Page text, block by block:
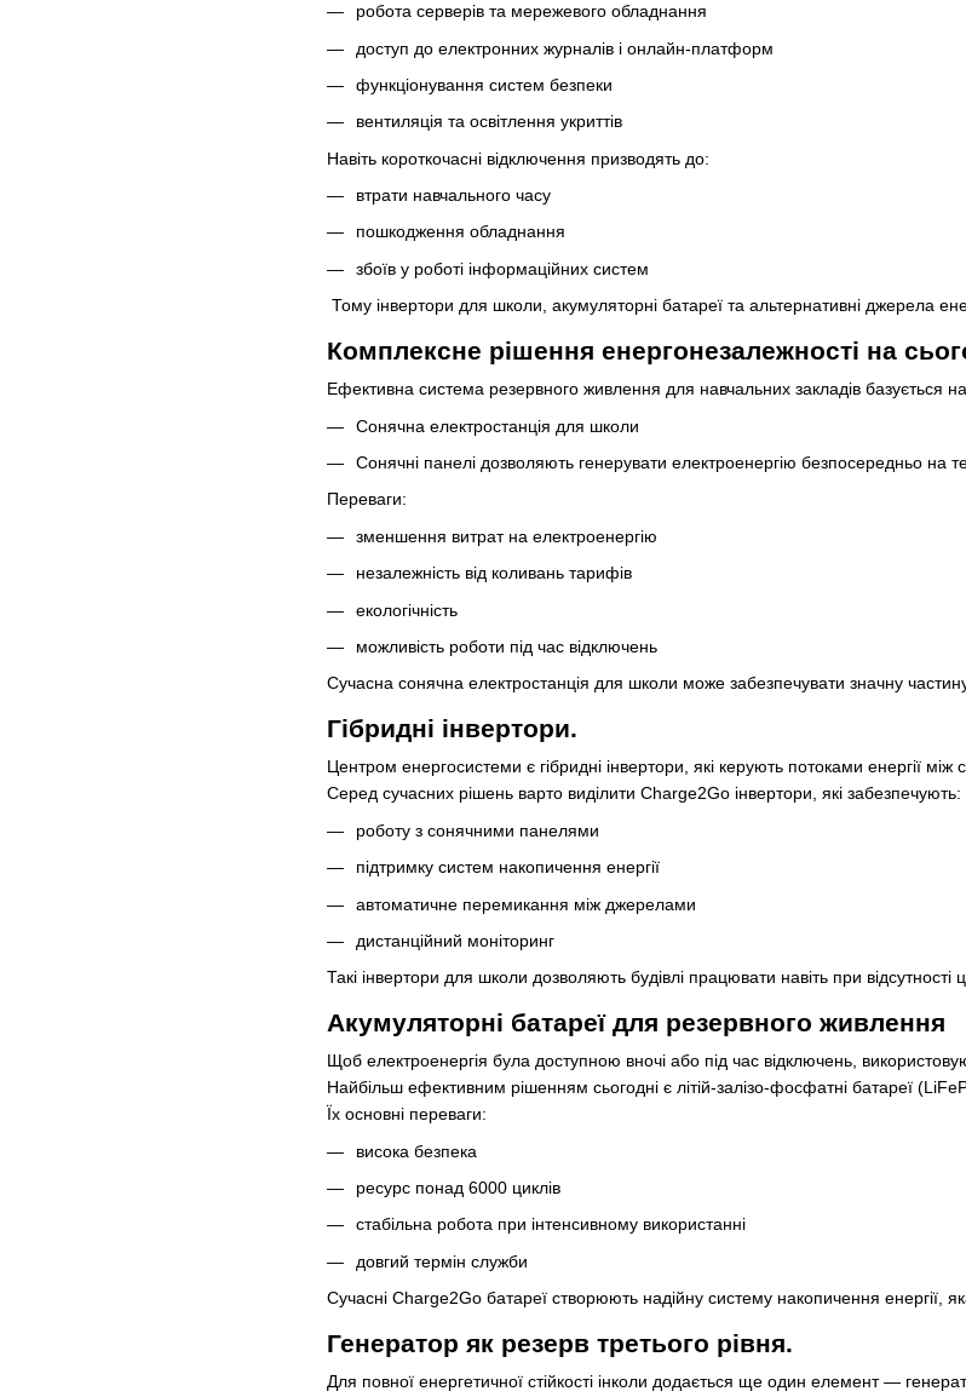
робота серверів та мережевого обладнання
доступ до електронних журналів і онлайн-платформ
функціонування систем безпеки
вентиляція та освітлення укриттів
Навіть короткочасні відключення призводять до:
втрати навчального часу
пошкодження обладнання
збоїв у роботі інформаційних систем
Тому інвертори для школи, акумуляторні батареї та альтернативні джерела
Комплексне рішення енергонезалежності на
Ефективна система резервного живлення для навчальних закладів базується на
Сонячна електростанція для школи
Сонячні панелі дозволяють генерувати електроенергію безпосередньо на
Переваги:
зменшення витрат на електроенергію
незалежність від коливань тарифів
екологічність
можливість роботи під час відключень
Сучасна сонячна електростанція для школи може забезпечувати значну
Гібридні інвертори.
Центром енергосистеми є гібридні інвертори, які керують потоками енергії
Серед сучасних рішень варто виділити Charge2Go інвертори, які забезпечують:
роботу з сонячними панелями
підтримку систем накопичення енергії
автоматичне перемикання між джерелами
дистанційний моніторинг
Такі інвертори для школи дозволяють будівлі працювати навіть при відсутності
Акумуляторні батареї для резервного живлення
Щоб електроенергія була доступною вночі або під час відключень,
Найбільш ефективним рішенням сьогодні є літій-залізо-фосфатні батареї
Їх основні переваги:
висока безпека
ресурс понад 6000 циклів
стабільна робота при інтенсивному використанні
довгий термін служби
Сучасні Charge2Go батареї створюють надійну систему накопичення енергії,
Генератор як резерв третього рівня.
Для повної енергетичної стійкості інколи додається ще один елемент —